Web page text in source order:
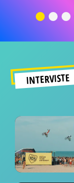
significato
INTERVISTE